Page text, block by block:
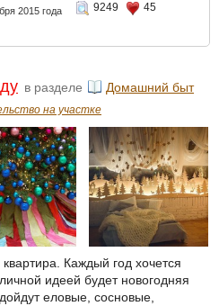
2015 года 9249
45
в разделе Домашний быт
на участке
Каждый год хочется
идеей будет новогодняя
еловые, сосновые,